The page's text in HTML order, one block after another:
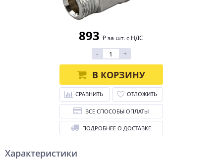
Характеристики
893 ₽ за шт. с НДС
-
+
В КОРЗИНУ
СРАВНИТЬ ОТЛОЖИТЬ
ВСЕ СПОСОБЫ ОПЛАТЫ
ПОДРОБНЕЕ О ДОСТАВКЕ